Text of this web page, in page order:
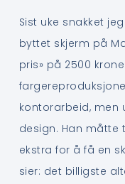
Sist uke snakket
byttet skjerm på
pris» på 2500
kontorarbeid, men
design. Han måtte
ekstra for å få en
sier: det billigste